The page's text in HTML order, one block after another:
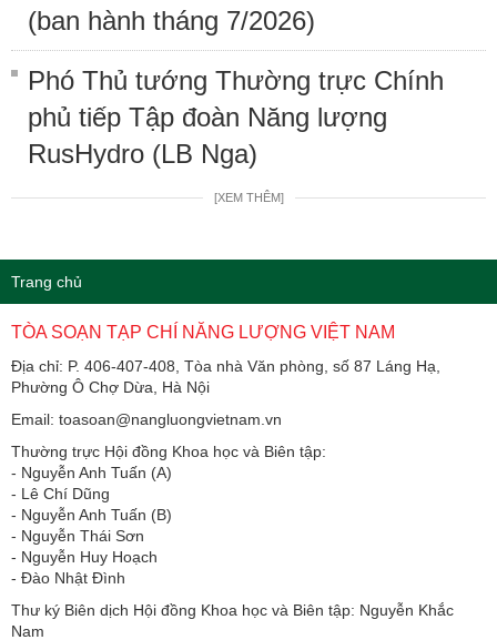
(ban hành tháng 7/2026)
Phó Thủ tướng Thường trực Chính
phủ tiếp Tập đoàn Năng lượng
RusHydro (LB Nga)
[XEM THÊM]
Trang chủ
TÒA SOẠN TẠP CHÍ NĂNG LƯỢNG VIỆT NAM
Địa chỉ: P. 406-407-408, Tòa nhà Văn phòng, số 87 Láng Hạ,
Phường Ô Chợ Dừa, Hà Nội
Email: toasoan@nangluongvietnam.vn
Thường trực Hội đồng Khoa học và Biên tập:
​​​​​​- Nguyễn Anh Tuấn (A)
- Lê Chí Dũng
- Nguyễn Anh Tuấn (B)
- Nguyễn Thái Sơn
- Nguyễn Huy Hoạch
- Đào Nhật Đình
Thư ký Biên dịch Hội đồng Khoa học và Biên tập: Nguyễn Khắc
Nam